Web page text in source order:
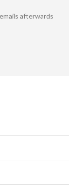
afterwards